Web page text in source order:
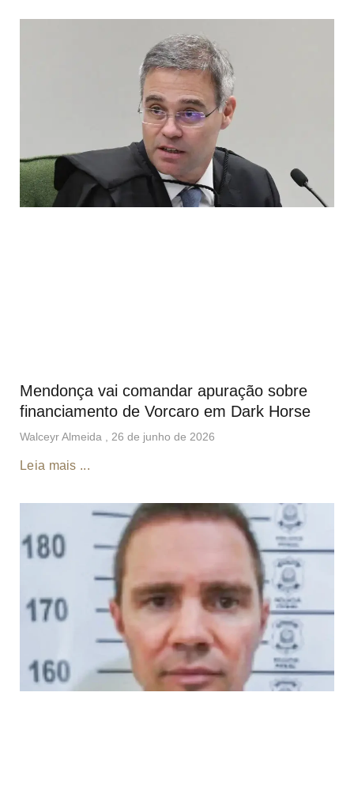
Mendonça vai comandar apuração sobre
financiamento de Vorcaro em Dark Horse
Walceyr Almeida 26 de junho de 2026
Leia mais ...